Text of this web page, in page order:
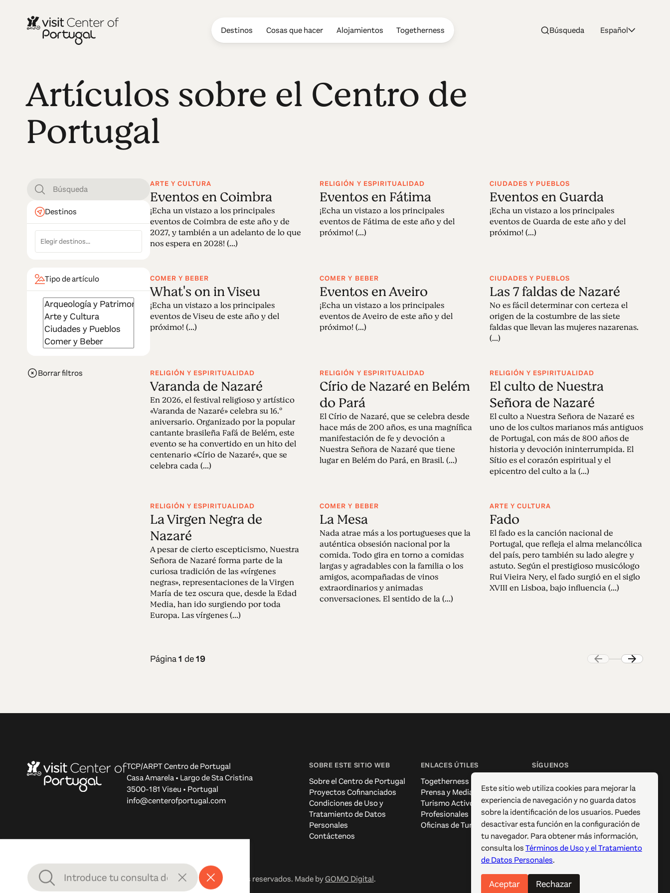
Destinos Cosas que hacer Alojamientos Togetherness Búsqueda Español
Artículos sobre el Centro de
Portugal
Destinos
Tipo de artículo
Borrar filtros
ARTE Y CULTURA
Eventos en Coimbra
¡Echa un vistazo a los principales
eventos de Coimbra de este año y de
2027, y también a un adelanto de lo que
nos espera en 2028! (...)
RELIGIÓN Y ESPIRITUALIDAD
Eventos en Fátima
¡Echa un vistazo a los principales
eventos de Fátima de este año y del
próximo! (...)
CIUDADES Y PUEBLOS
Eventos en Guarda
¡Echa un vistazo a los principales
eventos de Guarda de este año y del
próximo! (...)
COMER Y BEBER
What's on in Viseu
¡Echa un vistazo a los principales
eventos de Viseu de este año y del
próximo! (...)
COMER Y BEBER
Eventos en Aveiro
¡Echa un vistazo a los principales
eventos de Aveiro de este año y del
próximo! (...)
CIUDADES Y PUEBLOS
Las 7 faldas de Nazaré
No es fácil determinar con certeza el
origen de la costumbre de las siete
faldas que llevan las mujeres nazarenas.
(...)
RELIGIÓN Y ESPIRITUALIDAD
Varanda de Nazaré
En 2026, el festival religioso y artístico
«Varanda de Nazaré» celebra su 16.º
aniversario. Organizado por la popular
cantante brasileña Fafá de Belém, este
evento se ha convertido en un hito del
centenario «Círio de Nazaré», que se
celebra cada (...)
RELIGIÓN Y ESPIRITUALIDAD
Círio de Nazaré en Belém
do Pará
El Círio de Nazaré, que se celebra desde
hace más de 200 años, es una magnífica
manifestación de fe y devoción a
Nuestra Señora de Nazaré que tiene
lugar en Belém do Pará, en Brasil. (...)
RELIGIÓN Y ESPIRITUALIDAD
El culto de Nuestra
Señora de Nazaré
El culto a Nuestra Señora de Nazaré es
uno de los cultos marianos más antiguos
de Portugal, con más de 800 años de
historia y devoción ininterrumpida. El
Sítio es el corazón espiritual y el
epicentro del culto a la (...)
RELIGIÓN Y ESPIRITUALIDAD
La Virgen Negra de
Nazaré
A pesar de cierto escepticismo, Nuestra
Señora de Nazaré forma parte de la
curiosa tradición de las «vírgenes
negras», representaciones de la Virgen
María de tez oscura que, desde la Edad
Media, han ido surgiendo por toda
Europa. Las vírgenes (...)
COMER Y BEBER
La Mesa
Nada atrae más a los portugueses que la
auténtica obsesión nacional por la
comida. Todo gira en torno a comidas
largas y agradables con la familia o los
amigos, acompañadas de vinos
extraordinarios y animadas
conversaciones. El sentido de la (...)
ARTE Y CULTURA
Fado
El fado es la canción nacional de
Portugal, que refleja el alma melancólica
del país, pero también su lado alegre y
astuto. Según el prestigioso musicólogo
Rui Vieira Nery, el fado surgió en el siglo
XVIII en Lisboa, bajo influencia (...)
Página1 de19
TCP/ARPT Centro de Portugal
Casa Amarela • Largo de Sta Cristina
3500-181 Viseu • Portugal
info@centerofportugal.com
SOBRE ESTE SITIO WEB
Sobre el Centro de Portugal
Proyectos Cofinanciados
Condiciones de Uso y
Tratamiento de Datos
Personales
Contáctenos
ENLACES ÚTILES
Togetherness
Prensa y Media
Turismo Activo
Profesionales
Oficinas de Turismo
SÍGUENOS
Instagram
X / Twitter
Pinterest
YouTube
© 2012-2026 TCP/ARPT Centro de Portugal. Todos los derechos reservados. Made byGOMO Digital.
Este sitio web utiliza cookies para mejorar la
experiencia de navegación y no guarda datos
sobre la identificación de los usuarios. Puedes
desactivar esta función en la configuración de
tu navegador. Para obtener más información,
consulta losTérminos de Uso y el Tratamiento
de Datos Personales.
Aceptar Rechazar